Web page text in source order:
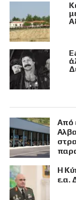
Από
Η
ε.α.